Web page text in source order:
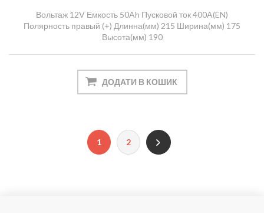
Вольтаж 12V Емкость 50Ah Пусковой ток 400A(EN)
Полярность правый (+) Длинна(мм) 215 Ширина(мм) 175
Высота(мм) 190
1 2